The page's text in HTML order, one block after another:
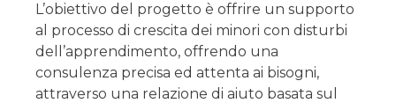
L’obiettivo del progetto è offrire un supporto
al processo di crescita dei minori con disturbi
dell’apprendimento, offrendo una
consulenza precisa ed attenta ai bisogni,
attraverso una relazione di aiuto basata sul